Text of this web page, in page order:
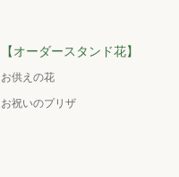
【オーダースタンド花】
お供えの花
お祝いのプリザ